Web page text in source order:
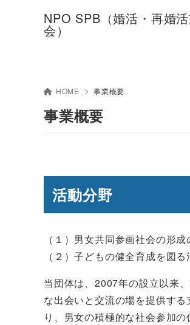
NPO SPB（婚活・再婚
会）
HOME 事業概要
事業概要
活動分野
（１）男女共同参画社会の形
（２）子どもの健全育成を図る
当団体は、2007年の設立以来
な出会いと交流の場を提供す
り、男女の積極的な社会参加